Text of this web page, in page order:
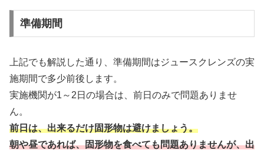
準備期間
上記でも解説した通り、準備期間はジュースクレンズの実
施期間で多少前後します。
実施機関が1～2日の場合は、前日のみで問題ありませ
ん。
前日は、出来るだけ固形物は避けましょう。
朝や昼であれば、固形物を食べても問題ありませんが、出